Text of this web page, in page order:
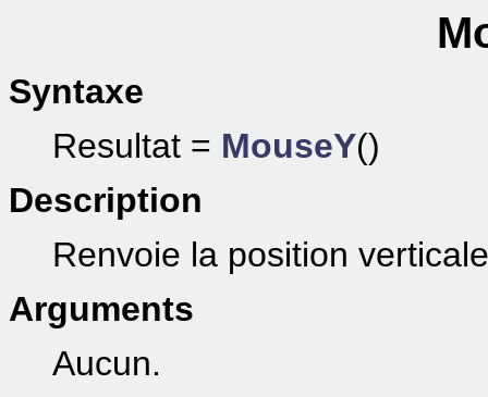
Syntaxe
Resultat = MouseY()
Description
Renvoie la position
Arguments
Aucun.